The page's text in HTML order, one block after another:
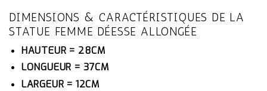
DIMENSIONS & CARACTÉRISTIQUES DE LA
STATUE FEMME DÉESSE ALLONGÉE
HAUTEUR = 28CM
LONGUEUR = 37CM
LARGEUR = 12CM